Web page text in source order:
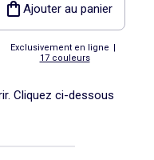
Ajouter au panier
Exclusivement en ligne |
17 couleurs
Cliquez ci-dessous